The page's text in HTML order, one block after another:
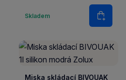
aktivitách s vaším domácím
mazlíčkem.
Skladem
Množství
Do
Miska skládací BIVOUAK